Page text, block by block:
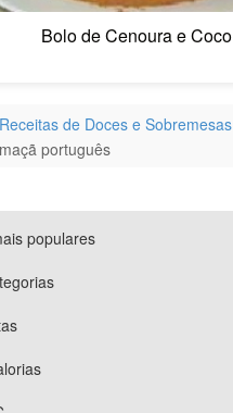
Bolo de Cenoura e Coco
Receitas de Doces e Sobremesas
português
populares